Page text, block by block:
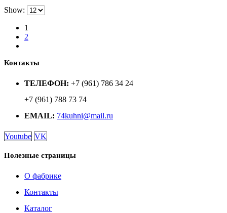
Show:
1
2
Контакты
ТЕЛЕФОН: +7 (961) 786 34 24
+7 (961) 788 73 74
EMAIL: 74kuhni@mail.ru
Youtube VK
Полезные страницы
О фабрике
Контакты
Каталог